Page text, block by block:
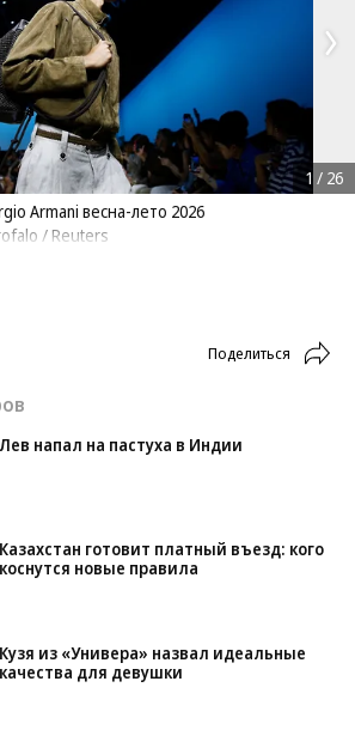
Armani весна-лето 2026
/ Reuters
1 / 26
Поделиться
Лев напал на пастуха в Индии
Казахстан готовит платный въезд: кого
коснутся новые правила
Кузя из «Универа» назвал идеальные
качества для девушки